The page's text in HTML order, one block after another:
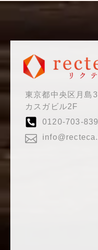
東京都中央区月島
カスガビル2F
0120-703-839